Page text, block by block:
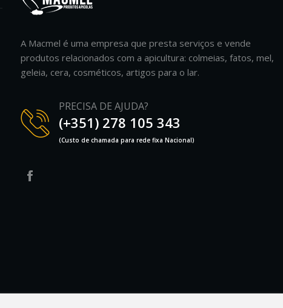
A Macmel é uma empresa que presta serviços e vende
produtos relacionados com a apicultura: colmeias, fatos, mel,
geleia, cera, cosméticos, artigos para o lar.
PRECISA DE AJUDA?
(+351) 278 105 343
(Custo de chamada para rede fixa Nacional)